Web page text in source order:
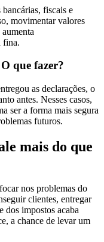
fiscais e
movimentar valores
fina.
que fazer?
as declarações, o
antes. Nesses casos,
ser a forma mais segura
futuros.
mais do que
nos problemas do
clientes, entregar
dos impostos acaba
a chance de levar um